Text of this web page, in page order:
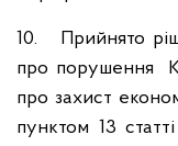
10. Прийнято
про порушення
про захист
пунктом 13